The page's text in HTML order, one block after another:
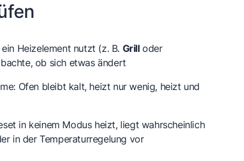
Heizelement nutzt (z. B. Grilloder
ob sich etwas ändert
Ofen bleibt kalt, heizt nur wenig, heizt und
in keinem Modus heizt, liegt wahrscheinlich
in der Temperaturregelung vor